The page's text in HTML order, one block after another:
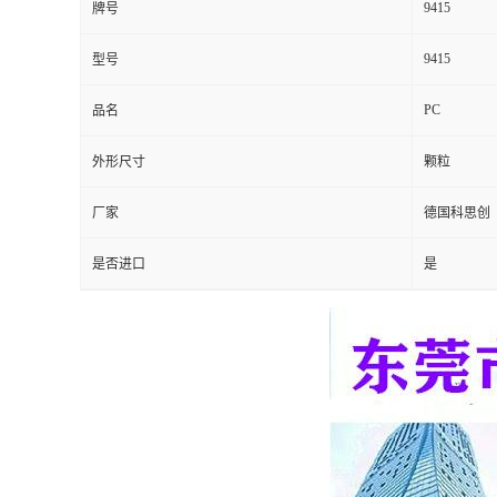
牌号 9415
型号 9415
品名 PC
外形尺寸 颗粒
厂家 德国科思创
是否进口 是